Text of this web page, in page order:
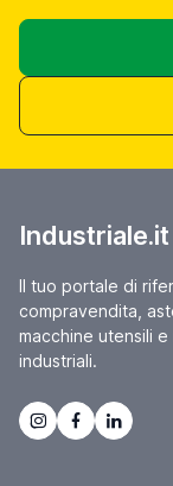
Industriale.it
Il tuo portale di
compravendita,
macchine utensili e
industriali.